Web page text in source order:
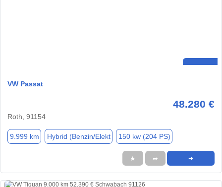
VW Passat
48.280 €
Roth, 91154
9.999 km Hybrid (Benzin/Elekt 150 kw (204 PS)
★ ➦ ➜